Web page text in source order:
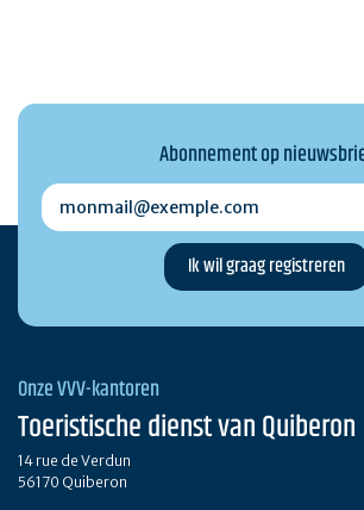
Abonnement op
monmail@exemple.com
Onze VVV-kantoren
Toeristische dienst van Quiberon
14 rue de Verdun
56170 Quiberon